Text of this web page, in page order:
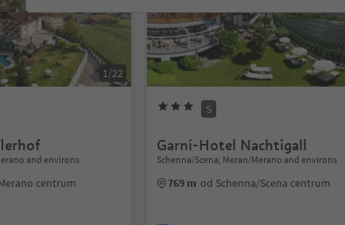
1/22
and environs
centrum
S
Garni-Hotel Nachtigall
Schenna/Scena, Meran/Merano and environs
769 m od Schenna/Scena centrum